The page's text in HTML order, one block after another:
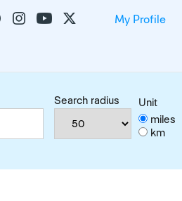
My Profile
Search radius
Unit
miles
km